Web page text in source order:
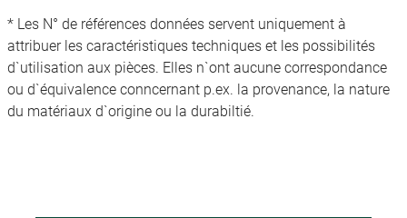
* Les N° de références données servent uniquement à
attribuer les caractéristiques techniques et les possibilités
d`utilisation aux pièces. Elles n`ont aucune correspondance
ou d`équivalence conncernant p.ex. la provenance, la nature
du matériaux d`origine ou la durabiltié.